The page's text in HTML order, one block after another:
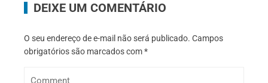
DEIXE UM COMENTÁRIO
O seu endereço de e-mail não será publicado. Campos
obrigatórios são marcados com*